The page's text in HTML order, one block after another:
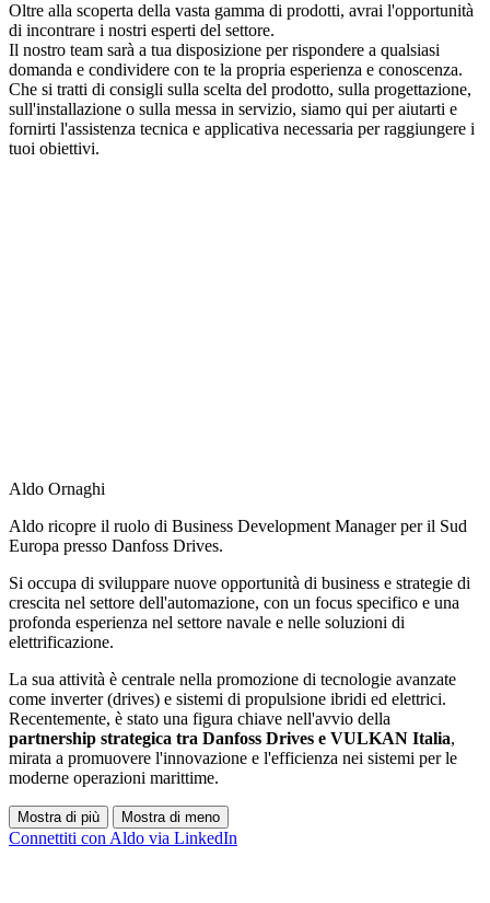
Oltre alla scoperta della vasta gamma di prodotti, avrai l'opportunità
di incontrare i nostri esperti del settore.
Il nostro team sarà a tua disposizione per rispondere a qualsiasi
domanda e condividere con te la propria esperienza e conoscenza.
Che si tratti di consigli sulla scelta del prodotto, sulla progettazione,
sull'installazione o sulla messa in servizio, siamo qui per aiutarti e
fornirti l'assistenza tecnica e applicativa necessaria per raggiungere i
tuoi obiettivi.
Aldo Ornaghi
Aldo ricopre il ruolo di Business Development Manager per il Sud
Europa presso Danfoss Drives.
Si occupa di sviluppare nuove opportunità di business e strategie di
crescita nel settore dell'automazione, con un focus specifico e una
profonda esperienza nel settore navale e nelle soluzioni di
elettrificazione.
La sua attività è centrale nella promozione di tecnologie avanzate
come inverter (drives) e sistemi di propulsione ibridi ed elettrici.
Recentemente, è stato una figura chiave nell'avvio della
partnership strategica tra Danfoss Drives e VULKAN Italia,
mirata a promuovere l'innovazione e l'efficienza nei sistemi per le
moderne operazioni marittime.
Mostra di più Mostra di meno
Connettiti con Aldo via LinkedIn